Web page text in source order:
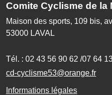
Comite Cyclisme de la
Maison des sports, 109 bis,
53000 LAVAL
Tél. : 02 43 56 90 62 /07 64
cd-cyclisme53@orange.fr
Informations légales